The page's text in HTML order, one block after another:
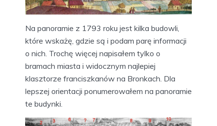
Na panoramie z 1793 roku jest kilka budowli,
które wskażę, gdzie są i podam parę informacji
o nich. Trochę więcej napisałem tylko o
bramach miasta i widocznym najlepiej
klasztorze franciszkanów na Bronkach. Dla
lepszej orientacji ponumerowałem na panoramie
te budynki.